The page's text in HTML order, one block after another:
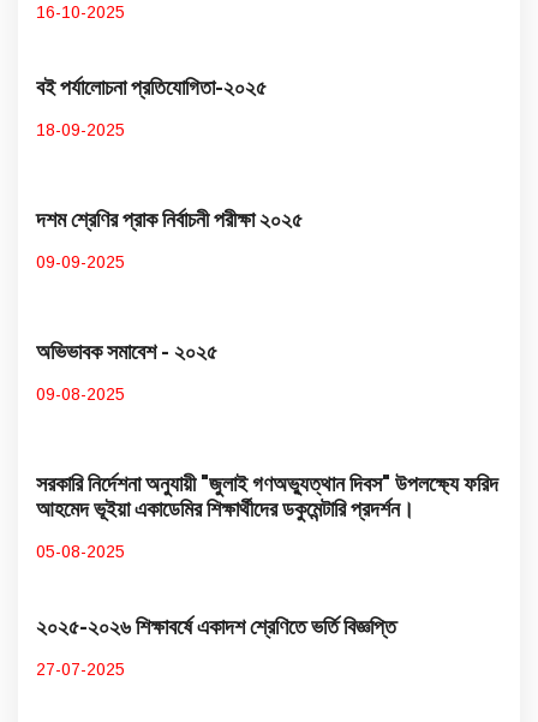
16-10-2025
বই পর্যালোচনা প্রতিযোগিতা-২০২৫
18-09-2025
দশম শ্রেণির প্রাক নির্বাচনী পরীক্ষা ২০২৫
09-09-2025
অভিভাবক সমাবেশ - ২০২৫
09-08-2025
সরকারি নির্দেশনা অনুযায়ী "জুলাই গণঅভ্যুত্থান দিবস" উপলক্ষ্যে ফরিদ
আহমেদ ভূইয়া একাডেমির শিক্ষার্থীদের ডকুমেন্টারি প্রদর্শন।
05-08-2025
২০২৫-২০২৬ শিক্ষাবর্ষে একাদশ শ্রেণিতে ভর্তি বিজ্ঞপ্তি
27-07-2025